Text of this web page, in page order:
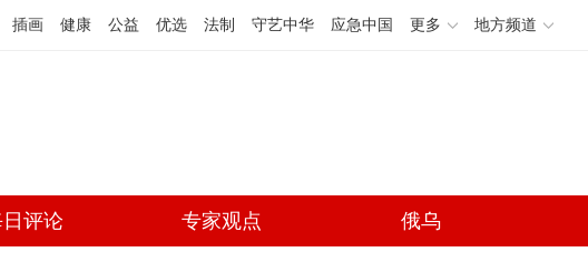
插画 健康 公益 优选 法制 守艺中华 应急中国 更多 地方频道
评论 专家观点 俄乌